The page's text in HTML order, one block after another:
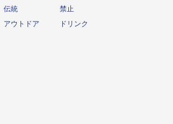
伝統
禁止
アウトドア ドリンク